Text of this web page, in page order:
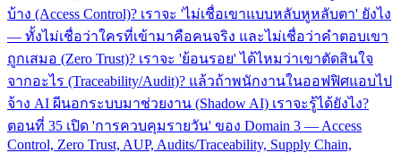
บ้าง (Access Control)? เราจะ 'ไม่เชื่อเขาแบบหลับหูหลับตา' ยังไง
— ทั้งไม่เชื่อว่าใครที่เข้ามาคือคนจริง และไม่เชื่อว่าคำตอบเขา
ถูกเสมอ (Zero Trust)? เราจะ 'ย้อนรอย' ได้ไหมว่าเขาตัดสินใจ
จากอะไร (Traceability/Audit)? แล้วถ้าพนักงานในออฟฟิศแอบไป
จ้าง AI ผีนอกระบบมาช่วยงาน (Shadow AI) เราจะรู้ได้ยังไง?
ตอนที่ 35 เปิด 'การควบคุมรายวัน' ของ Domain 3 — Access
Control, Zero Trust, AUP, Audits/Traceability, Supply Chain,